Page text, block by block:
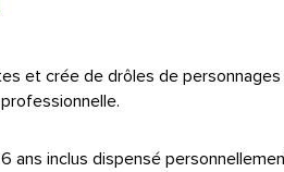
et crée de drôles de
ans inclus dispensé